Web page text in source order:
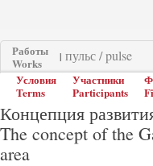
Работы
Works
|
Условия
Terms
Участники
Participants
Концепция
The concept of the
area